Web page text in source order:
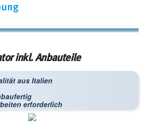
inkl. Anbauteile
aus Italien
erforderlich